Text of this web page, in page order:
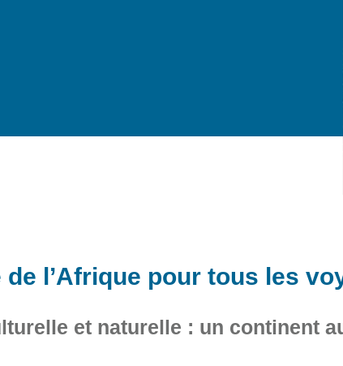
l’Afrique pour tous les
et naturelle : un continent